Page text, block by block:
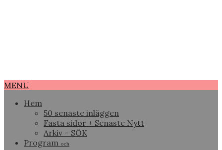
MENU
Hem
50 senaste inläggen
Fasta sidor + Senaste Nytt
Arkiv – SÖK
Program och